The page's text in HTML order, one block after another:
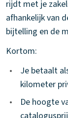
rijdt met je
afhankelijk van
bijtelling en de
Kortom:
•
Je betaalt
kilometer
•
De hoogte